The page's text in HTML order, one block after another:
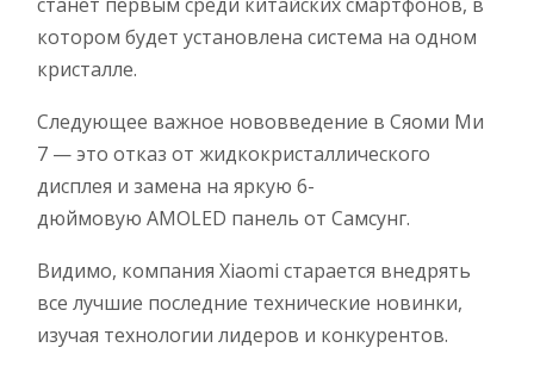
котором будет установлена система на одном
кристалле.
Следующее важное нововведение в Сяоми Ми
7 — это отказ от жидкокристаллического
дисплея и замена на яркую 6-
дюймовую AMOLED панель от Самсунг.
Видимо, компания Xiaomi старается внедрять
все лучшие последние технические новинки,
изучая технологии лидеров и конкурентов.